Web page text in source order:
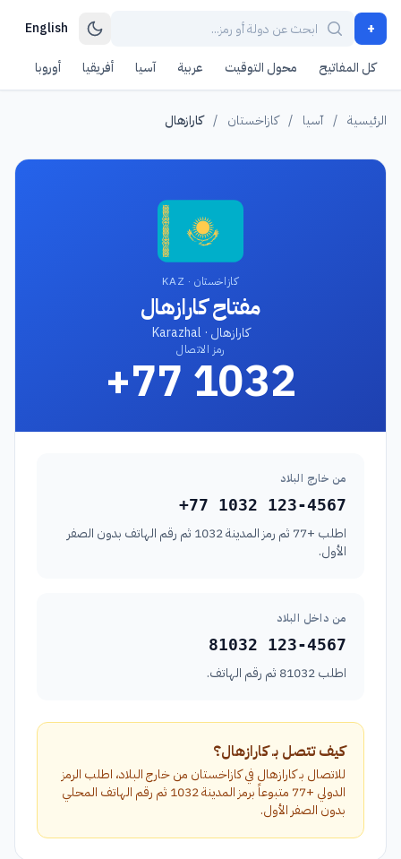
+
English
كل المفاتيح محول التوقيت عربية آسيا أفريقيا أوروبا
الرئيسية / آسيا / كازاخستان / كارازهال
كازاخستان · KAZ
مفتاح كارازهال
كارازهال · Karazhal
رمز الاتصال
+77 1032
من خارج البلاد
+77 1032 123-4567
اطلب +77 ثم رمز المدينة 1032 ثم رقم الهاتف بدون الصفر
الأول.
من داخل البلاد
81032 123-4567
اطلب 81032 ثم رقم الهاتف.
كيف تتصل بـ كارازهال؟
للاتصال بـ كارازهال في كازاخستان من خارج البلاد، اطلب الرمز
الدولي +77 متبوعاً برمز المدينة 1032 ثم رقم الهاتف المحلي
بدون الصفر الأول.